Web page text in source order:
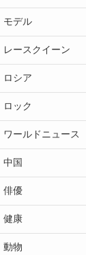
モデル
レースクイーン
ロシア
ロック
ワールドニュース
中国
俳優
健康
動物